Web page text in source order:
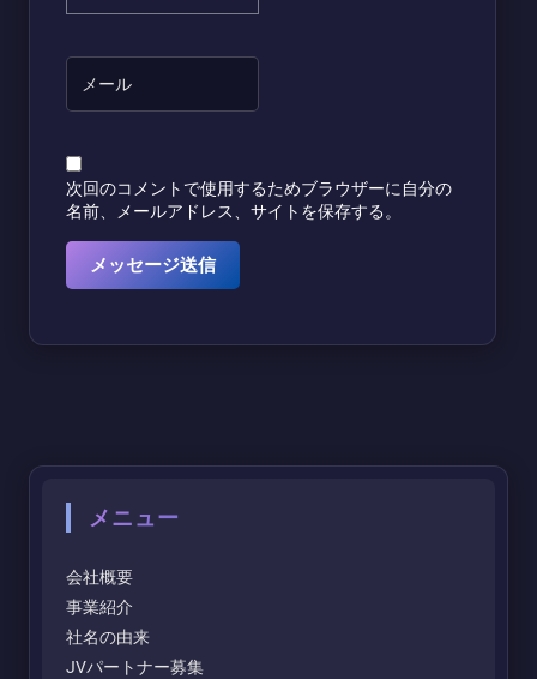
次回のコメントで使用するためブラウザーに自分の
名前、メールアドレス、サイトを保存する。
メニュー
会社概要
事業紹介
社名の由来
JVパートナー募集